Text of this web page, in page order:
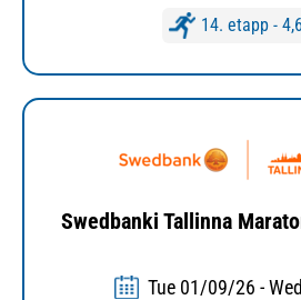
14. etapp -
Swedbanki Tallinna
Tue 01/09/26 -